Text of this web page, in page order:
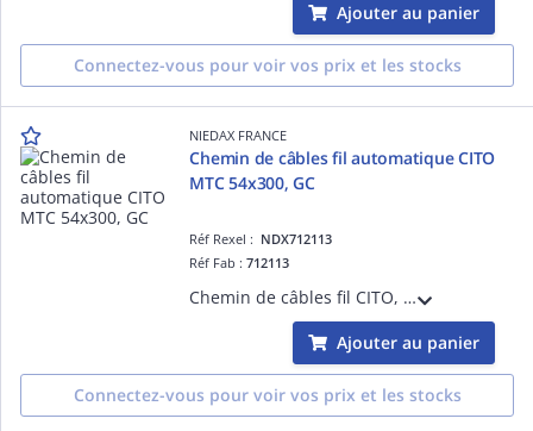
Ajouter au panier
Connectez-vous pour voir vos prix et les stocks
NIEDAX FRANCE
Chemin de câbles fil automatique CITO
MTC 54x300, GC
Réf Rexel : NDX712113
Réf Fab :712113
Chemin de câbles fil CITO, hauteur 54, largeur 300, finition GC, entièrement automatique, sans éclisses, ni boulons. S'assemble en un simple clic pour une résistance équivalente à un éclissage traditionnel, se monte en 5 secondes !
Ajouter au panier
Connectez-vous pour voir vos prix et les stocks